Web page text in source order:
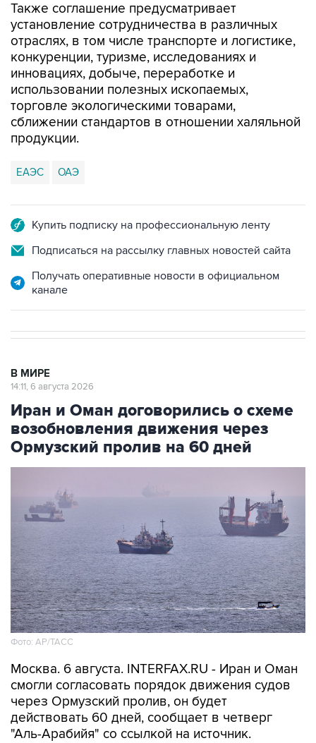
Также соглашение предусматривает
установление сотрудничества в различных
отраслях, в том числе транспорте и логистике,
конкуренции, туризме, исследованиях и
инновациях, добыче, переработке и
использовании полезных ископаемых,
торговле экологическими товарами,
сближении стандартов в отношении халяльной
продукции.
ЕАЭС ОАЭ
Купить подписку на профессиональную ленту
Подписаться на рассылку главных новостей сайта
Получать оперативные новости в официальном
канале
В МИРЕ
14:11, 6 августа 2026
Иран и Оман договорились о схеме
возобновления движения через
Ормузский пролив на 60 дней
Фото: AP/ТАСС
Москва. 6 августа. INTERFAX.RU - Иран и Оман
смогли согласовать порядок движения судов
через Ормузский пролив, он будет
действовать 60 дней, сообщает в четверг
"Аль-Арабийя" со ссылкой на источник.